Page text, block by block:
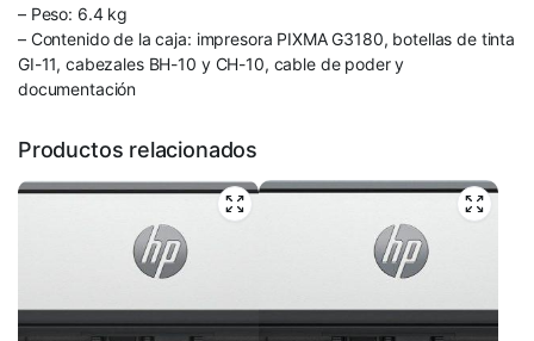
– Peso: 6.4 kg
– Contenido de la caja: impresora PIXMA G3180, botellas de tinta
GI-11, cabezales BH-10 y CH-10, cable de poder y
documentación
Productos relacionados